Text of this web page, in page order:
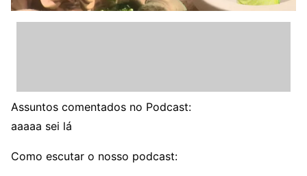
Assuntos comentados no Podcast:
aaaaa sei lá
Como escutar o nosso podcast: